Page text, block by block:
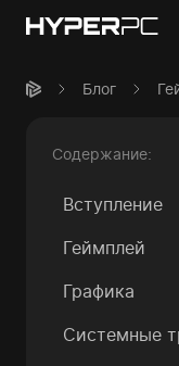
Блог
Содержание:
Вступление
Геймплей
Графика
Системные